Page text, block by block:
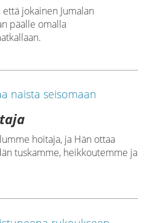
jokainen Jumalan
päälle omalla
hoitaja, ja Hän ottaa
tuskamme, heikkoutemme ja